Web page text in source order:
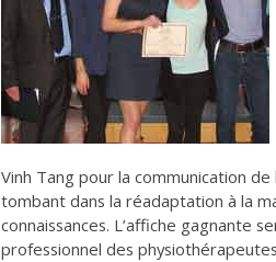
Vinh Tang pour la communication
tombant dans la réadaptation à la
connaissances. L’affiche gagnante
professionnel des